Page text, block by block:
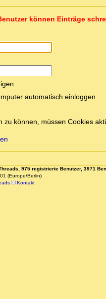
können Einträge
automatisch einloggen
zu können, müssen Cookies
975 registrierte Benutzer, 3971
(Europe/Berlin)
Kontakt